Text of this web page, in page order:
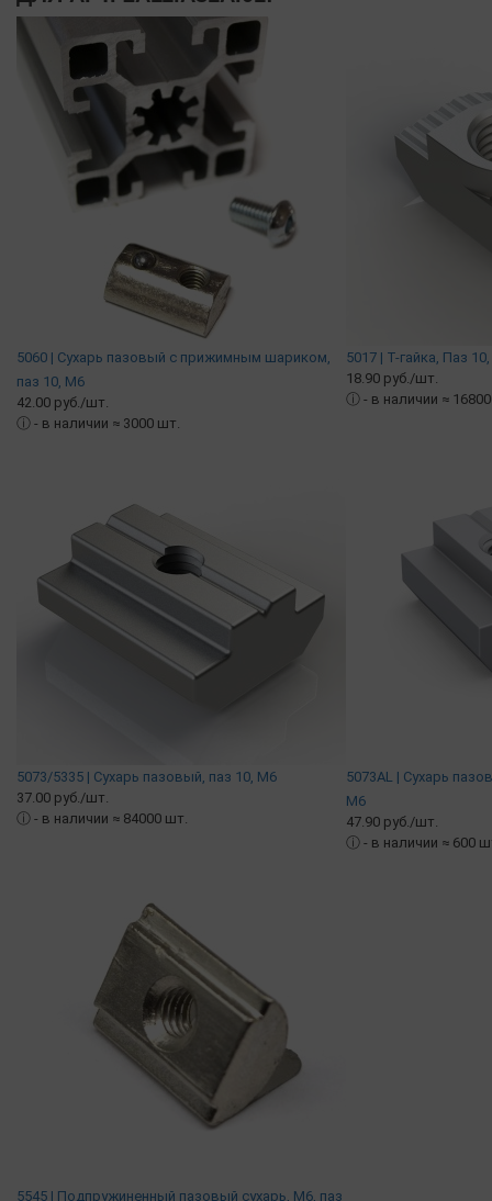
5060 | Сухарь пазовый c прижимным шариком,
паз 10, М6
42.00 руб./шт.
ⓘ - в наличии ≈ 3000 шт.
5017 | Т-гайка, Паз
18.90 руб./шт.
ⓘ - в наличии ≈
5073/5335 | Сухарь пазовый, паз 10, М6
37.00 руб./шт.
ⓘ - в наличии ≈ 84000 шт.
5073AL | Сухарь
М6
47.90 руб./шт.
ⓘ - в наличии ≈ 600
5545 | Подпружиненный пазовый сухарь, М6, паз